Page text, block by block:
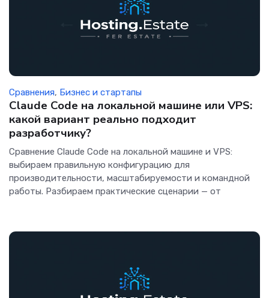
Сравнения, Бизнес и стартапы
Claude Code на локальной машине или VPS:
какой вариант реально подходит
разработчику?
Сравнение Claude Code на локальной машине и VPS:
выбираем правильную конфигурацию для
производительности, масштабируемости и командной
работы. Разбираем практические сценарии — от